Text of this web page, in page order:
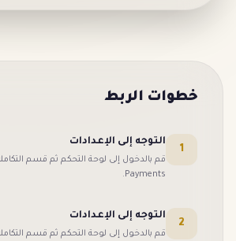
خطوات الربط
1
التوجه إلى الإعدادات
قم بالدخول إلى لوحة التحكم ثم قسم
Payments
.
2
التوجه إلى الإعدادات
قم بالدخول إلى لوحة التحكم ثم قسم